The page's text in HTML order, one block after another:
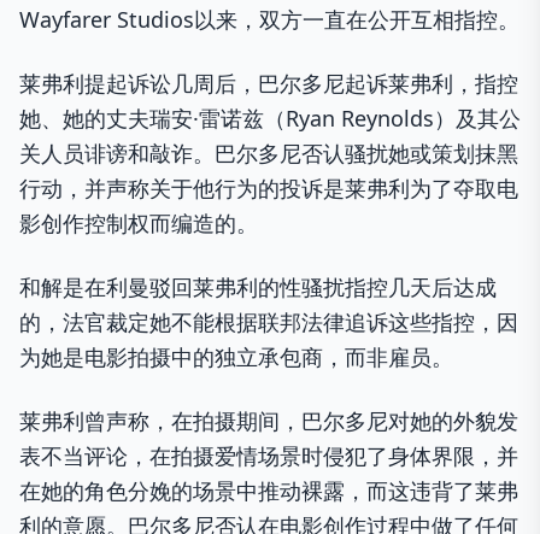
Wayfarer Studios以来，双方一直在公开互相指控。
莱弗利提起诉讼几周后，巴尔多尼起诉莱弗利，指控
她、她的丈夫瑞安·雷诺兹（Ryan Reynolds）及其公
关人员诽谤和敲诈。巴尔多尼否认骚扰她或策划抹黑
行动，并声称关于他行为的投诉是莱弗利为了夺取电
影创作控制权而编造的。
和解是在利曼驳回莱弗利的性骚扰指控几天后达成
的，法官裁定她不能根据联邦法律追诉这些指控，因
为她是电影拍摄中的独立承包商，而非雇员。
莱弗利曾声称，在拍摄期间，巴尔多尼对她的外貌发
表不当评论，在拍摄爱情场景时侵犯了身体界限，并
在她的角色分娩的场景中推动裸露，而这违背了莱弗
利的意愿。巴尔多尼否认在电影创作过程中做了任何